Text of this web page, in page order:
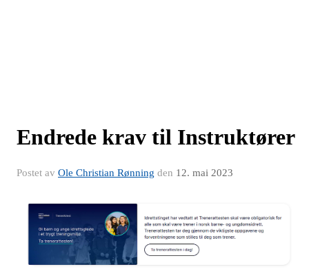
Endrede krav til Instruktører
Postet av Ole Christian Rønning den 12. mai 2023